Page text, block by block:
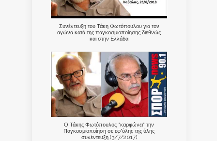
Συνέντευξη του Τάκη Φωτόπουλου για τον
αγώνα κατά της παγκοσμιοποίησης διεθνώς
και στην Ελλάδα
Ο Τάκης Φωτόπουλος "καρφώνει" την
Παγκοσμιοποίηση σε εφ'όλης της ύλης
συνέντευξη (3/7/2017)